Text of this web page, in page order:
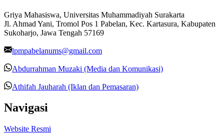
Griya Mahasiswa, Universitas Muhammadiyah Surakarta
Jl. Ahmad Yani, Tromol Pos 1 Pabelan, Kec. Kartasura, Kabupaten
Sukoharjo, Jawa Tengah 57169
lpmpabelanums@gmail.com
Abdurrahman Muzaki (Media dan Komunikasi)
Athifah Jauharah (Iklan dan Pemasaran)
Navigasi
Website Resmi